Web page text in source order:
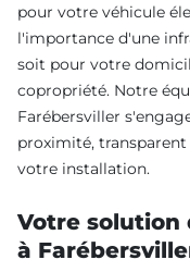
pour votre véhicule
l'importance d'une
soit pour votre
copropriété. Notre
Farébersviller
proximité,
votre installation.
Votre solution
à